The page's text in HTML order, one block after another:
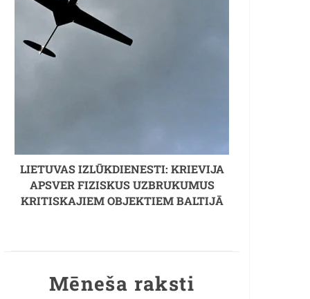
LIETUVAS IZLŪKDIENESTI: KRIEVIJA
APSVER FIZISKUS UZBRUKUMUS
KRITISKAJIEM OBJEKTIEM BALTIJĀ
Mēneša raksti